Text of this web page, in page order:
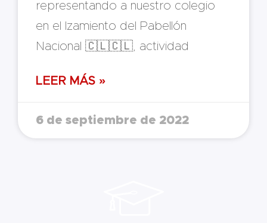
representando a nuestro colegio
en el Izamiento del Pabellón
Nacional 🇨🇱🇨🇱, actividad
LEER MÁS »
6 de septiembre de 2022